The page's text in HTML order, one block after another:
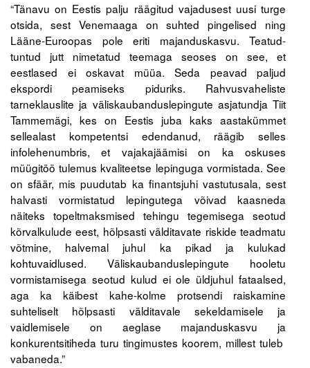
Arvamus
Viidad
ICC WBO
ICC komisjonid
Digiraamatukogu
Juhendid ja väljaanded
Videod
Kontakt
Liitu meililistiga
Oskusteave
Incoterms® 2020
Abimaterjalid
Projektid
“Tänavu on Eestis palju räägitud vajadusest uusi turge
otsida, sest Venemaaga on suhted pingelised ning
Lääne-Euroopas pole eriti majanduskasvu. Teatud-
tuntud jutt nimetatud teemaga seoses on see, et
eestlased ei oskavat müüa. Seda peavad paljud
ekspordi peamiseks piduriks. Rahvusvaheliste
tarneklauslite ja väliskaubanduslepingute asjatundja Tiit
Tammemägi, kes on Eestis juba kaks aastakümmet
sellealast kompetentsi edendanud, räägib selles
infolehenumbris, et vajakajäämisi on ka oskuses
müügitöö tulemus kvaliteetse lepinguga vormistada. See
on sfäär, mis puudutab ka finantsjuhi vastutusala, sest
halvasti vormistatud lepingutega võivad kaasneda
näiteks topeltmaksmised tehingu tegemisega seotud
kõrvalkulude eest, hõlpsasti välditavate riskide teadmatu
võtmine, halvemal juhul ka pikad ja kulukad
kohtuvaidlused. Väliskaubanduslepingute hooletu
vormistamisega seotud kulud ei ole üldjuhul fataalsed,
aga ka käibest kahe-kolme protsendi raiskamine
suhteliselt hõlpsasti välditavale sekeldamisele ja
vaidlemisele on aeglase majanduskasvu ja
konkurentsitiheda turu tingimustes koorem, millest tuleb
vabaneda.”